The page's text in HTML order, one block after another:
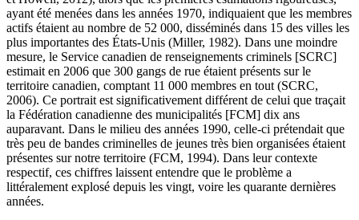
ayant été menées dans les années 1970, indiquaient que les membres
actifs étaient au nombre de 52 000, disséminés dans 15 des villes les
plus importantes des États-Unis (Miller, 1982). Dans une moindre
mesure, le Service canadien de renseignements criminels [SCRC]
estimait en 2006 que 300 gangs de rue étaient présents sur le
territoire canadien, comptant 11 000 membres en tout (SCRC,
2006). Ce portrait est significativement différent de celui que traçait
la Fédération canadienne des municipalités [FCM] dix ans
auparavant. Dans le milieu des années 1990, celle-ci prétendait que
très peu de bandes criminelles de jeunes très bien organisées étaient
présentes sur notre territoire (FCM, 1994). Dans leur contexte
respectif, ces chiffres laissent entendre que le problème a
littéralement explosé depuis les vingt, voire les quarante dernières
années.